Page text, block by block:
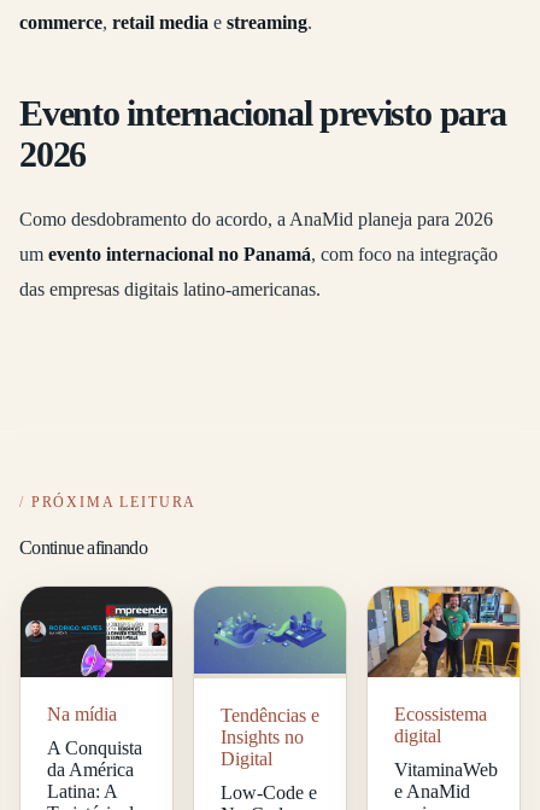
commerce, retail media e streaming.
Evento internacional previsto para
2026
Como desdobramento do acordo, a AnaMid planeja para 2026
um evento internacional no Panamá, com foco na integração
das empresas digitais latino-americanas.
PRÓXIMA LEITURA
Continue afinando
Na mídia
A Conquista
da América
Latina: A
Tendências e
Insights no
Digital
Low-Code e
Ecossistema
digital
VitaminaWeb
e AnaMid